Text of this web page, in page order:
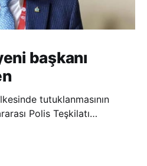
başkanı
tutuklanmasının
Polis Teşkilatı